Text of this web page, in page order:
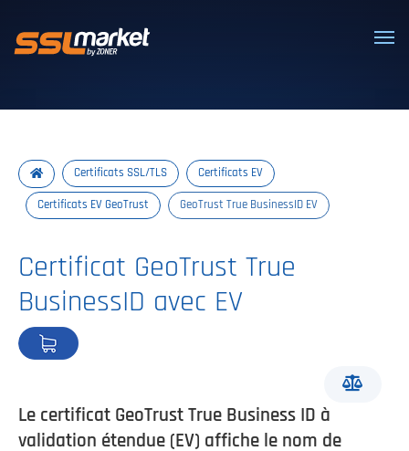
Certificats SSL/TLS de confiance
Certificats SSL/TLS Certificats EV
Certificats EV GeoTrust GeoTrust True BusinessID EV
Certificat GeoTrust True
BusinessID avec EV
Le certificat GeoTrust True Business ID à
validation étendue (EV) affiche le nom de